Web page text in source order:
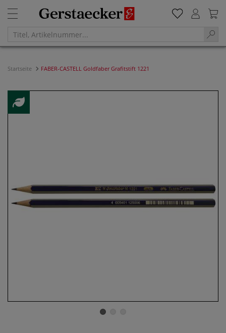
Startseite FABER-CASTELL Goldfaber Grafitstift 1221